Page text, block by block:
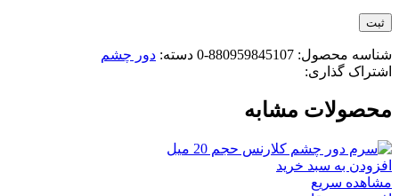
شناسه محصول: 880959845107-0 دسته: دور چشم
اشتراک گذاری:
محصولات مشابه
افزودن به سبد خرید
مشاهده سریع